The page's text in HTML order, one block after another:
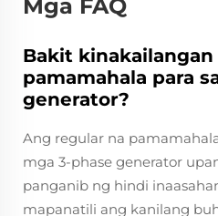
Mga FAQ
Bakit
pamamahala para
generator?
Ang regular na
mga 3-phase generator
panganib ng hindi
mapanatili ang kanilang